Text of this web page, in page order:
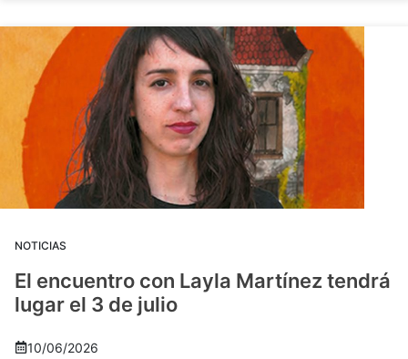
NOTICIAS
El encuentro con Layla Martínez tendrá
lugar el 3 de julio
10/06/2026